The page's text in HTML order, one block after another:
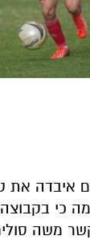
איבדה את
כי בקבוצה